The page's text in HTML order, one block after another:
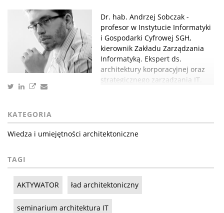
Dr. hab. Andrzej Sobczak -
profesor w Instytucie Informatyki
i Gospodarki Cyfrowej SGH,
kierownik Zakładu Zarządzania
Informatyką. Ekspert ds.
architektury korporacyjnej oraz
strategicznego zarządzania IT.
KATEGORIA
Wiedza i umiejętności architektoniczne
TAGI
AKTYWATOR ład architektoniczny
seminarium architektura IT